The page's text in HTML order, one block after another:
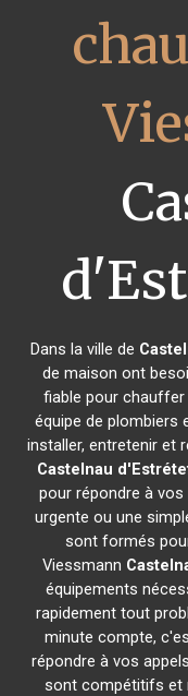
Dans la ville de
de maison ont
fiable pour
équipe de plombiers
installer, entretenir et
Castelnau
pour répondre à
urgente ou une
sont formés
Viessmann
équipements
rapidement tout
minute compte,
répondre à vos
sont compétitifs et